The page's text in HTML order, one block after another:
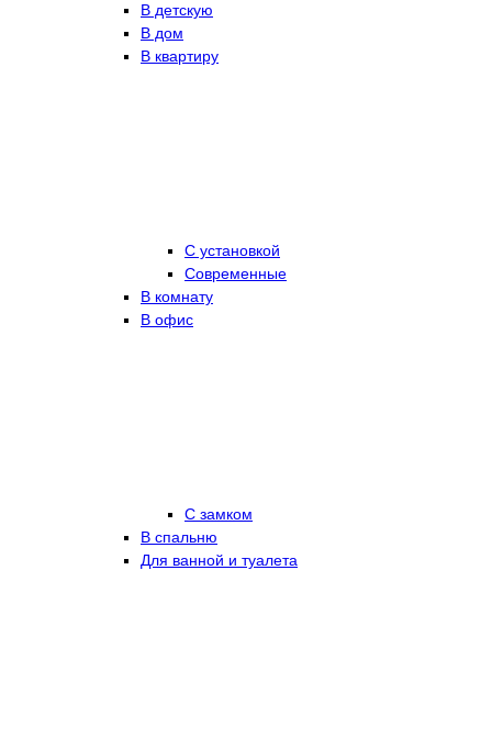
В детскую
В дом
В квартиру
С установкой
Современные
В комнату
В офис
С замком
В спальню
Для ванной и туалета